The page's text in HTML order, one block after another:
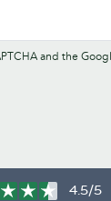
and the
4.5/5